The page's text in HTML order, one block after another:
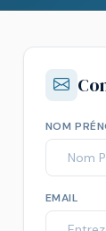
NOM
EMAIL